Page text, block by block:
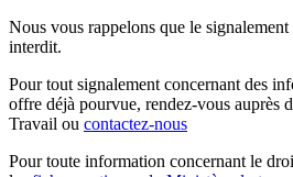
Nous vous rappelons que le
interdit.
Pour tout signalement concernant des
offre déjà pourvue, rendez-vous auprès
Travail ou contactez-nous
Pour toute information concernant le